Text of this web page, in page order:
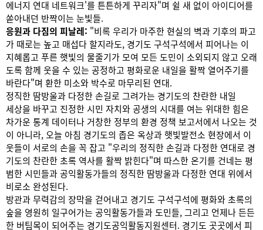
에너지 연대 네트워크'를 튼튼하게 꾸리자"며 쉴 새 없이 아이디어를
쏟아내던 반짝이는 눈빛들.
응원과 다짐의 피날레: "비록 우리가 마주한 현실의 벽과 기후의 파고
가 때로는 높고 매섭다 할지라도, 경기도 구석구석에서 피어나는 이
지혜롭고 푸른 햇빛의 물줄기가 모여 모든 도민이 소외되지 않고 오래
도록 함께 웃을 수 있는 공정하고 평화로운 내일을 활짝 열어주기를
바란다"며 환한 미소와 박수로 마무리된 연대.
정직한 땀방울과 다정한 손길로 그려가는 경기도의 찬란한 내일
세상을 바꾸고 진정한 시민 자치와 공생의 시대를 여는 위대한 힘은
차가운 통계 데이터나 거창한 정부의 환경 정책 보고서에서 나오는 것
이 아니라, 오늘 아침 경기도의 좁은 옥상과 햇빛발전소 현장에서 이
웃들이 서로의 손을 꼭 잡고 "우리의 정직한 손길과 다정한 연대로 경
기도의 찬란한 초록 역사를 활짝 밝힌다"며 따스한 온기를 건네는 평
범한 시민들과 공익활동가들의 정직한 땀방울과 다정한 연대 위에서
비로소 완성된다.
방관과 무력감의 장막을 걷어내고 경기도 구석구석에 평화와 초록의
숲을 영원히 일구어가는 공익활동가들과 도민들, 그리고 언제나 든든
한 버팀목이 되어주는 경기도공익활동지원센터. 경기도 곳곳에서 피